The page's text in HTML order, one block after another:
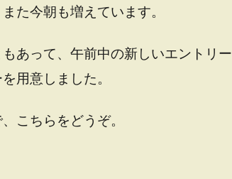
た今朝も増えています。
あって、午前中の新しいエントリー
用意しました。
こちらをどうぞ。